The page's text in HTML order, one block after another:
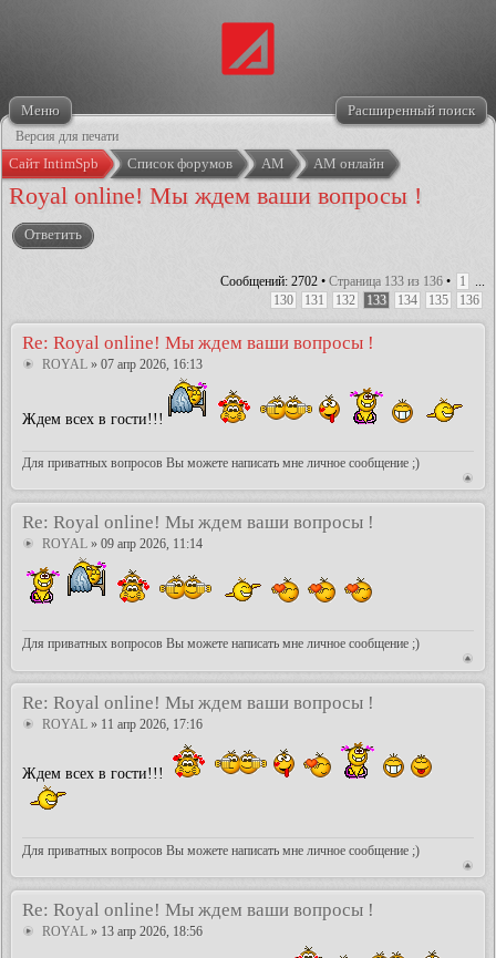
Меню Расширенный поиск
Версия для печати
Сайт IntimSpb Список форумов АМ АМ онлайн
Royal online! Мы ждем ваши вопросы !
Ответить
Сообщений: 2702 • Страница 133 из 136 • 1
...
130
131 132 133 134 135 136
Re: Royal online! Мы ждем ваши вопросы !
ROYAL » 07 апр 2026, 16:13
Ждем всех в гости!!!
Для приватных вопросов Вы можете написать мне личное сообщение ;)
Re: Royal online! Мы ждем ваши вопросы !
ROYAL » 09 апр 2026, 11:14
Для приватных вопросов Вы можете написать мне личное сообщение ;)
Re: Royal online! Мы ждем ваши вопросы !
ROYAL » 11 апр 2026, 17:16
Ждем всех в гости!!!
Для приватных вопросов Вы можете написать мне личное сообщение ;)
Re: Royal online! Мы ждем ваши вопросы !
ROYAL » 13 апр 2026, 18:56